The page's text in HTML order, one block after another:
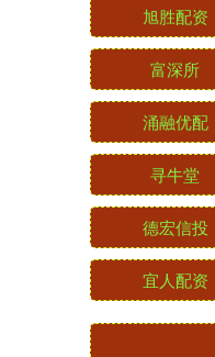
旭胜配资
富深所
涌融优配
寻牛堂
德宏信投
宜人配资